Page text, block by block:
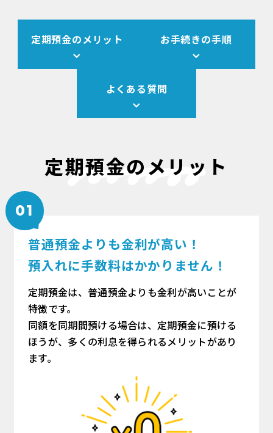
定期預金のメリット お手続きの手順
よくある質問
定期預金のメリット
01
普通預金よりも金利が高い！
預入れに手数料はかかりません！
定期預金は、普通預金よりも金利が高いことが
特徴です。
同額を同期間預ける場合は、定期預金に預ける
ほうが、多くの利息を得られるメリットがあり
ます。